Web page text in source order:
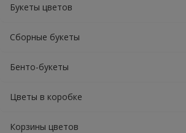
Букеты цветов
Сборные букеты
Бенто-букеты
Цветы в коробке
Корзины цветов